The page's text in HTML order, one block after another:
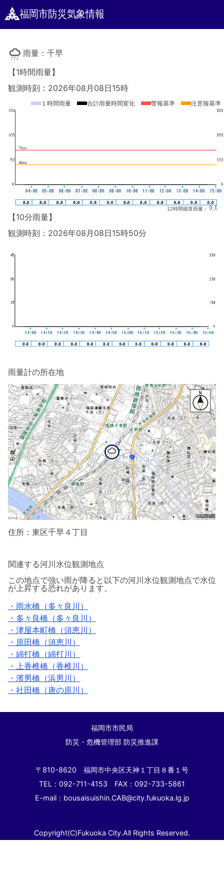
福岡市防災気象情報
雨量：千早
【1時間雨量】
観測時刻：2026年08月08日15時
１時間雨量 合計雨量時間変化 警報基準 注意報基準
12時間積算雨量：
【10分雨量】
観測時刻：2026年08月08日15時50分
雨量計の所在地
住所：東区千早４丁目
関連する河川水位観測地点
この地点で強い雨が降ると以下の河川水位観測地点で水位
が上昇する恐れがあります。
・雨水橋（多々良川）
・多々良橋（多々良川）
・津屋本町橋（須恵川）
・原田橋（須恵川）
・綿打橋（綿打川）
・上香椎橋（香椎川）
・濱男橋（浜男川）
・社田橋（唐の原川）
福岡市市民局
防災・危機管理部 防災推進課
〒810-8620 福岡市中央区天神１丁目８番１号
TEL：092-711-4153 FAX：092-733-5861
E-mail：bousaisuishin.CAB@city.fukuoka.lg.jp
Copyright(C)Fukuoka City.All Rights Reserved.